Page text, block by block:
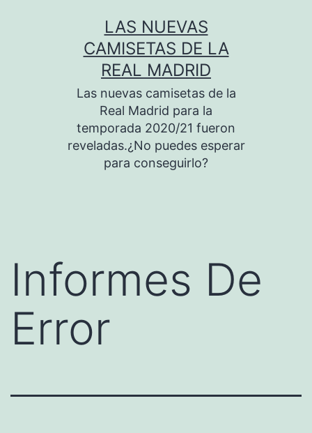
LAS NUEVAS
CAMISETAS DE LA
REAL MADRID
Las nuevas camisetas de la
Real Madrid para la
temporada 2020/21 fueron
reveladas.¿No puedes esperar
para conseguirlo?
Informes De
Error